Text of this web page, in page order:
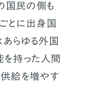
国民の側も
とに出身国
あらゆる外国
を持った人間
給を増やす